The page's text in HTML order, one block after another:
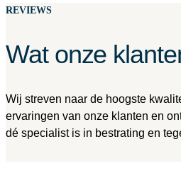
REVIEWS
Wat onze
Wij streven naar de hoogste
ervaringen van onze klanten en
dé specialist is in bestrating en